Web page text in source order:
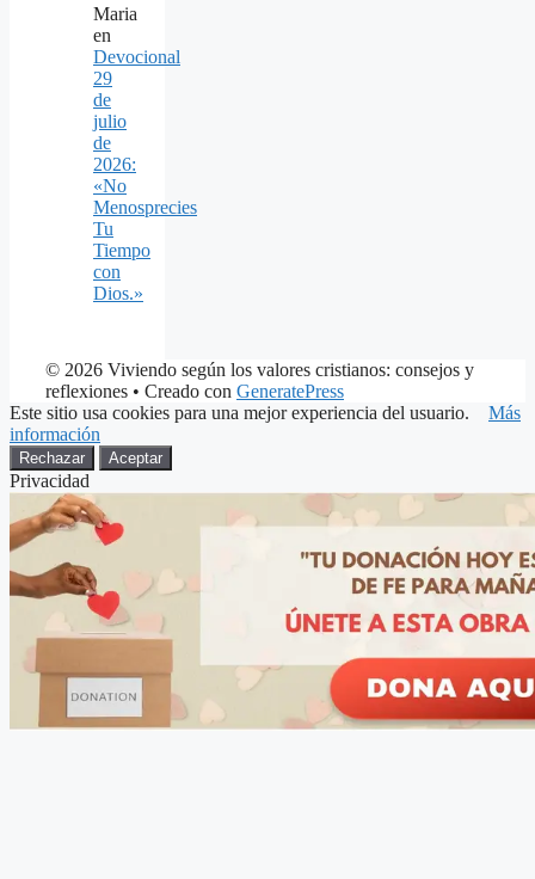
Maria
en
Devocional
29
de
julio
de
2026:
«No
Menosprecies
Tu
Tiempo
con
Dios.»
© 2026 Viviendo según los valores cristianos: consejos y
reflexiones • Creado con GeneratePress
Este sitio usa cookies para una mejor experiencia del usuario. Más
información
Rechazar Aceptar
Privacidad